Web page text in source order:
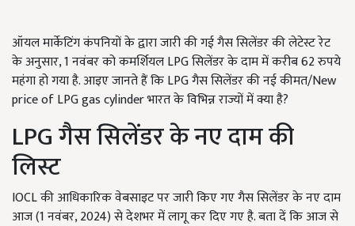
ऑयल मार्केटिंग कंपनियों के द्वारा जारी की गई गैस सिलेंडर की लेटेस्ट रेट
के अनुसार, 1 नवंबर को कमर्शियल LPG सिलेंडर के दाम में करीब 62 रुपये
महंगा हो गया है. आइए जानते हैं कि LPG गैस सिलेंडर की नई कीमत/New
price of LPG gas cylinder भारत के विभिन्न राज्यों में क्या है?
LPG गैस सिलेंडर के नए दाम की
लिस्ट
IOCL की आधिकारिक वेबसाइट पर जारी किए गए गैस सिलेंडर के नए दाम
आज (1 नवंबर, 2024) से देशभर में लागू कर दिए गए है. बता दें कि आज से